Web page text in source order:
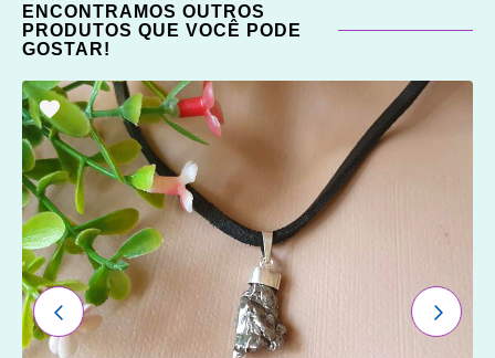
ENCONTRAMOS OUTROS
PRODUTOS QUE VOCÊ PODE
GOSTAR!
ADICIONAR
OS
FAVORITOS
ANTERIOR